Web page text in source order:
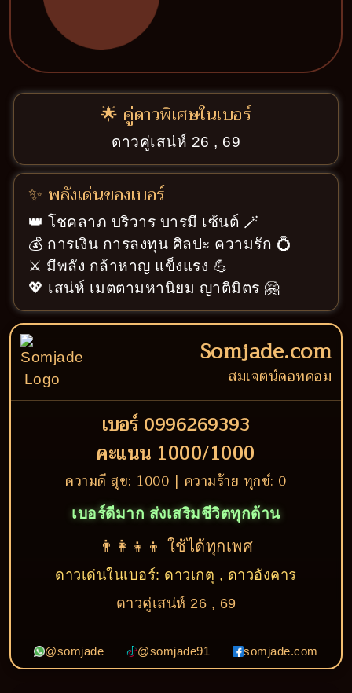
🌟 คู่ดาวพิเศษในเบอร์
ดาวคู่เสน่ห์ 26 , 69
✨ พลังเด่นของเบอร์
👑 โชคลาภ บริวาร บารมี เซ้นต์ 🪄
💰 การเงิน การลงทุน ศิลปะ ความรัก 💍
⚔️ มีพลัง กล้าหาญ แข็งแรง 💪
💖 เสน่ห์ เมตตามหานิยม ญาติมิตร 🤗
Somjade.com
สมเจตน์ดอทคอม
เบอร์ 0996269393
คะแนน 1000/1000
ความดี สุข: 1000 | ความร้าย ทุกข์: 0
เบอร์ดีมาก ส่งเสริมชีวิตทุกด้าน
👨‍👩‍👧‍👦 ใช้ได้ทุกเพศ
ดาวเด่นในเบอร์: ดาวเกตุ , ดาวอังคาร
ดาวคู่เสน่ห์ 26 , 69
@somjade @somjade91 somjade.com